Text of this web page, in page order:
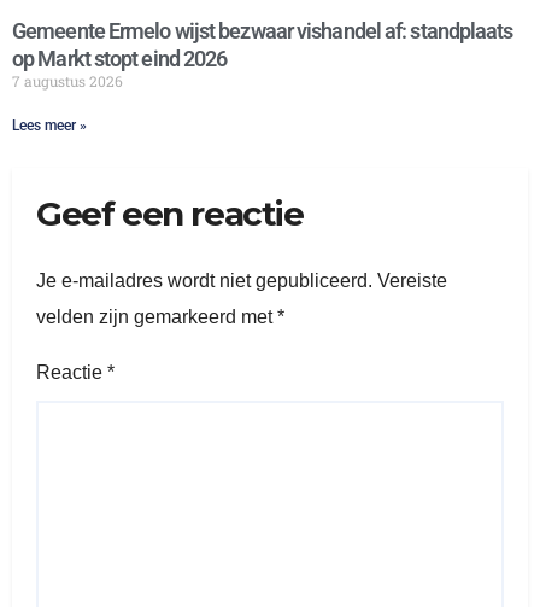
Gemeente Ermelo wijst bezwaar vishandel af: standplaats
op Markt stopt eind 2026
7 augustus 2026
Lees meer »
Geef een reactie
Je e-mailadres wordt niet gepubliceerd. Vereiste
velden zijn gemarkeerd met*
Reactie *